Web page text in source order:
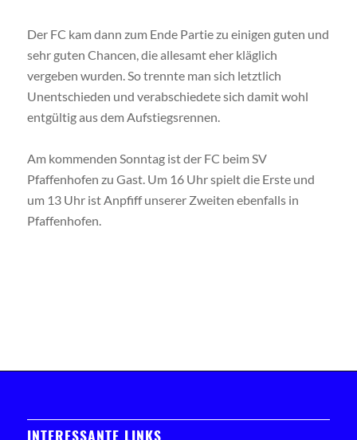
Der FC kam dann zum Ende Partie zu einigen guten und
sehr guten Chancen, die allesamt eher kläglich
vergeben wurden. So trennte man sich letztlich
Unentschieden und verabschiedete sich damit wohl
entgültig aus dem Aufstiegsrennen.
Am kommenden Sonntag ist der FC beim SV
Pfaffenhofen zu Gast. Um 16 Uhr spielt die Erste und
um 13 Uhr ist Anpfiff unserer Zweiten ebenfalls in
Pfaffenhofen.
INTERESSANTE LINKS